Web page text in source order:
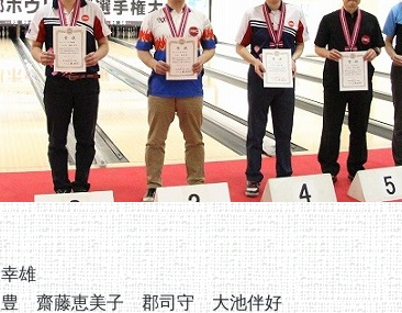
雄
齋藤恵美子 郡司守 大池伴好